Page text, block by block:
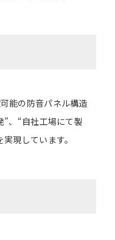
能の防音パネル構造
”、“自社工場にて製
現しています。